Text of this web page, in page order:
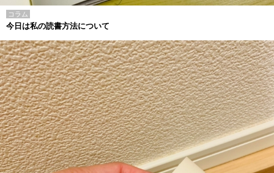
コラム
今日は私の読書方法について